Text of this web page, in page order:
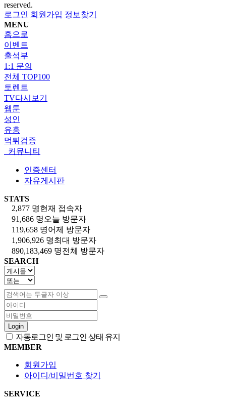
reserved.
로그인 회원가입 정보찾기
MENU
홈으로
이벤트
출석부
1:1 문의
전체 TOP100
토렌트
TV다시보기
웹툰
성인
유흥
먹튀검증
커뮤니티
인증센터
자유게시판
STATS
2,877 명현재 접속자
91,686 명 오늘 방문자
119,658 명어제 방문자
1,906,926 명최대 방문자
890,183,469 명전체 방문자
SEARCH
Login
자동로그인 및 로그인 상태 유지
MEMBER
회원가입
아이디/비밀번호 찾기
SERVICE